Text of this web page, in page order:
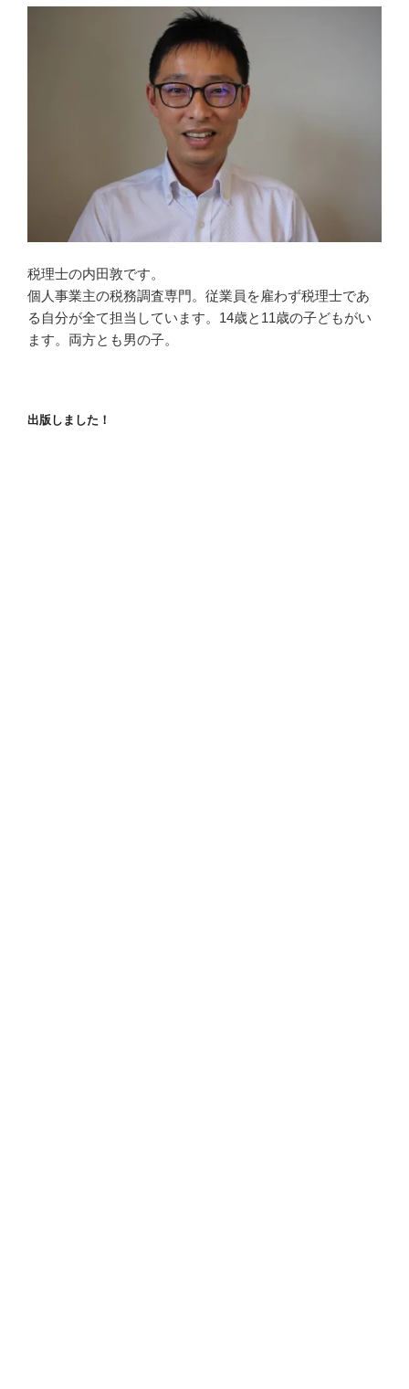
税理士の内田敦です。
個人事業主の税務調査専門。従業員を雇わず税理士であ
る自分が全て担当しています。14歳と11歳の子どもがい
ます。両方とも男の子。
出版しました！